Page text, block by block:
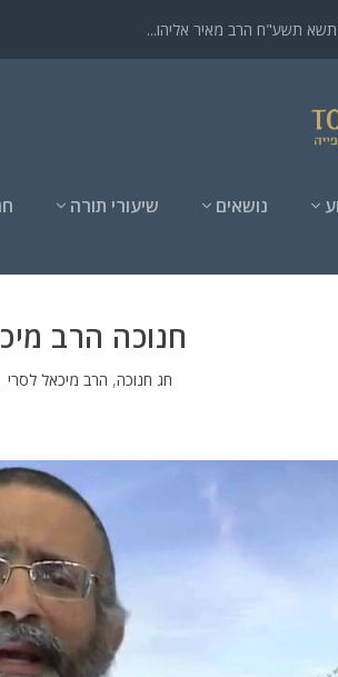
תשע"ח הרב מאיר אליהו...
נושאים שיעורי תורה
חנוכה הרב
חג חנוכה, הרב מיכאל לסרי|